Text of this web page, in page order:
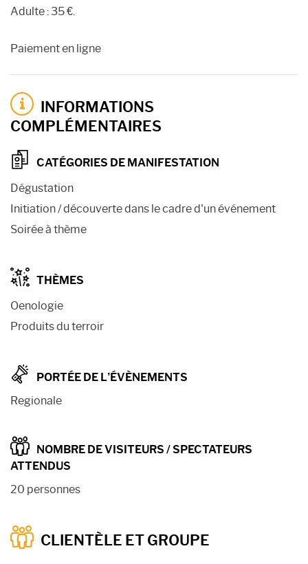
Adulte : 35 €.
Paiement en ligne
INFORMATIONS
COMPLÉMENTAIRES
CATÉGORIES DE MANIFESTATION
Dégustation
Initiation / découverte dans le cadre d'un événement
Soirée à thème
THÈMES
Oenologie
Produits du terroir
PORTÉE DE L’ÉVÈNEMENTS
Regionale
NOMBRE DE VISITEURS / SPECTATEURS
ATTENDUS
20 personnes
CLIENTÈLE ET GROUPE